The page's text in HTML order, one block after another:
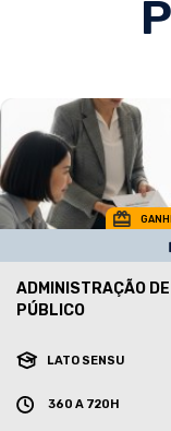
ADMINISTRAÇÃO
PÚBLICO
LATO SENSU
360 A 720H